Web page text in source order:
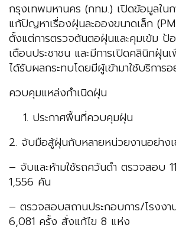
กรุงเทพมหานคร (กทม.) เปิดข้อมูลในก
แก้ปัญหาเรื่องฝุ่นละอองขนาดเล็ก
ตั้งแต่การตรวจต้นตอฝุ่นและคุมเข้ม
เตือนประชาชน และมีการเปิดคลินิกฝุ่น
ได้รับผลกระทบโดยมีผู้เข้ามาใช้บริการ
ควบคุมแหล่งกำเนิดฝุ่น
ประกาศพื้นที่ควบคุมฝุ่น
2. จับมือสู้ฝุ่นกับหลายหน่วยงานอย่าง
– จับและห้ามใช้รถควันดำ ตรวจสอบ
1,556 คัน
– ตรวจสอบสถานประกอบการ/โรงง
6,081 ครั้ง สั่งแก้ไข 8 แห่ง